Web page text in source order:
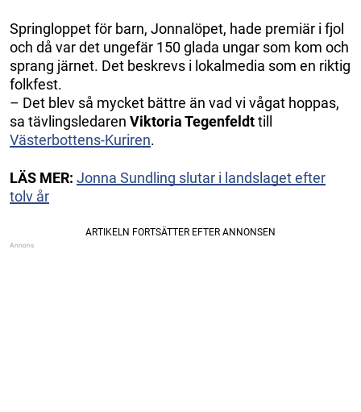
Springloppet för barn, Jonnalöpet, hade premiär i fjol
och då var det ungefär 150 glada ungar som kom och
sprang järnet. Det beskrevs i lokalmedia som en riktig
folkfest.
– Det blev så mycket bättre än vad vi vågat hoppas,
sa tävlingsledaren Viktoria Tegenfeldttill
Västerbottens-Kuriren.
LÄS MER: Jonna Sundling slutar i landslaget efter
tolv år